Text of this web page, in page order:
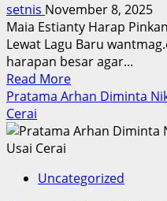
setnis November 8, 2025
Maia Estianty Harap
Lewat Lagu Baru
harapan besar agar...
Read MoreRead
more
Maia
Bikin
Pratama Arhan Diminta
Cerai
Uncategorized